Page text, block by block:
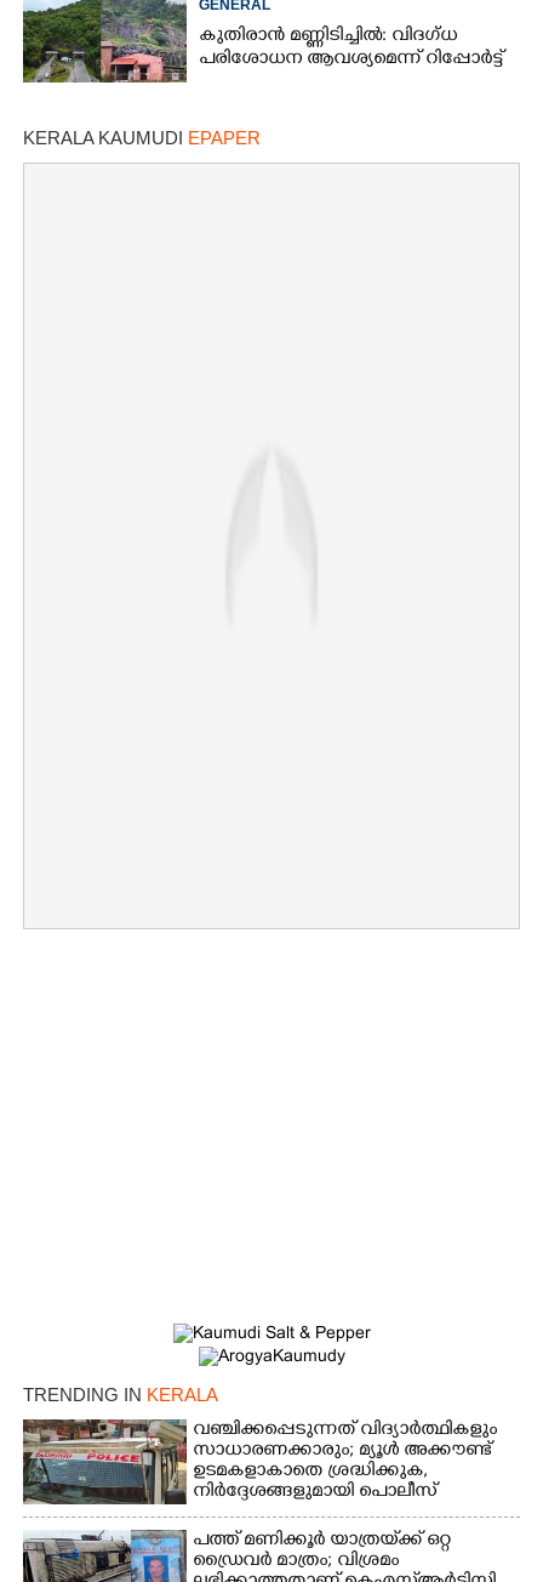
GENERAL
കുതിരാൻ മണ്ണിടിച്ചിൽ: വിദഗ്ധ
പരിശോധന ആവശ്യമെന്ന് റിപ്പോർട്ട്
KERALA KAUMUDI EPAPER
TRENDING IN KERALA
വഞ്ചിക്കപ്പെടുന്നത് വിദ്യാർത്ഥികളും
സാധാരണക്കാരും; മ്യൂൾ അക്കൗണ്ട്
ഉടമകളാകാതെ ശ്രദ്ധിക്കുക,
നിർദ്ദേശങ്ങളുമായി പൊലീസ്
പത്ത് മണിക്കൂർ യാത്രയ്‌ക്ക് ഒറ്റ
ഡ്രൈവർ മാത്രം; വിശ്രമം